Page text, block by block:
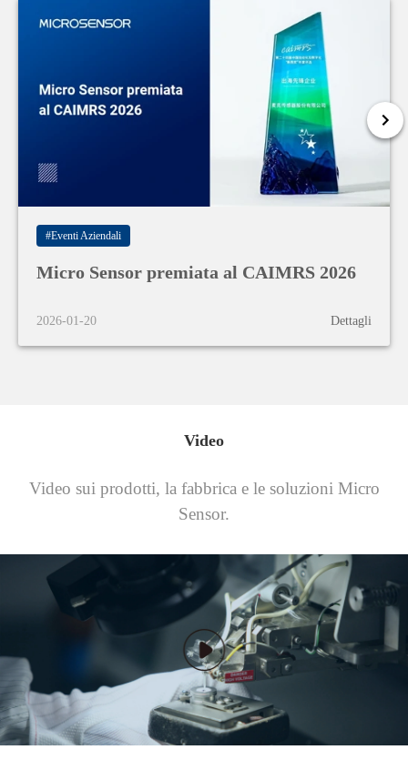
Acqua e acque reflue
MicroSensor fornisce soluzioni avanzate di controllo digitale per
l'approvvigionamento idrico, il trattamento delle acque reflue e il
monitoraggio nel settore idrico.
Sistemi HVAC
Marina
MicroSensor offre un'ampia gamma di prodotti, servizi e
soluzioni per tutti i tipi di imbarcazioni.
Produzione meccanica e
automazione
La produzione di sistemi e apparecchiature ha un'ampia gamma
di applicazioni specialistiche per le attrezzature di produzione.
Lavorando a stretto contatto con i produttori di apparecchiature,
#Eventi Aziendali
Micro Sensor premiata al CAIMRS 2026
2026-01-20 Dettagli
Video
Video sui prodotti, la fabbrica e le soluzioni Micro
Sensor.